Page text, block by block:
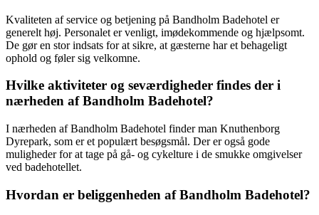
Kvaliteten af service og betjening på Bandholm Badehotel er
generelt høj. Personalet er venligt, imødekommende og hjælpsomt.
De gør en stor indsats for at sikre, at gæsterne har et behageligt
ophold og føler sig velkomne.
Hvilke aktiviteter og seværdigheder findes der i
nærheden af Bandholm Badehotel?
I nærheden af Bandholm Badehotel finder man Knuthenborg
Dyrepark, som er et populært besøgsmål. Der er også gode
muligheder for at tage på gå- og cykelture i de smukke omgivelser
ved badehotellet.
Hvordan er beliggenheden af Bandholm Badehotel?